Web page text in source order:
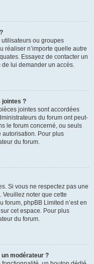
ou groupes
réaliser n’importe quelle autre
Essayez de contacter un
lui demander un accès.
jointes ?
jointes sont accordées
du forum ont peut-
le forum concerné, ou seuls
autorisation. Pour plus
du forum.
Si vous ne respectez pas une
Veuillez noter que cette
forum, phpBB Limited n’est en
cet espace. Pour plus
du forum.
modérateur ?